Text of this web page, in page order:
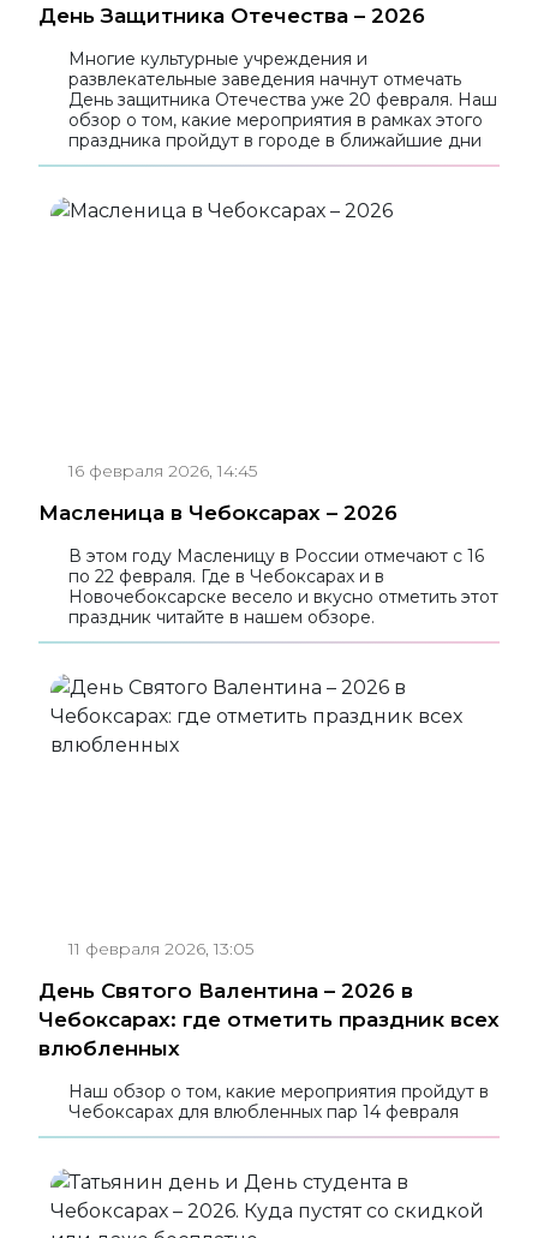
День Защитника Отечества – 2026
Многие культурные учреждения и
развлекательные заведения начнут отмечать
День защитника Отечества уже 20 февраля. Наш
обзор о том, какие мероприятия в рамках этого
праздника пройдут в городе в ближайшие дни
16 февраля 2026, 14:45
Масленица в Чебоксарах – 2026
В этом году Масленицу в России отмечают с 16
по 22 февраля. Где в Чебоксарах и в
Новочебоксарске весело и вкусно отметить этот
праздник читайте в нашем обзоре.
11 февраля 2026, 13:05
День Святого Валентина – 2026 в
Чебоксарах: где отметить праздник всех
влюбленных
Наш обзор о том, какие мероприятия пройдут в
Чебоксарах для влюбленных пар 14 февраля